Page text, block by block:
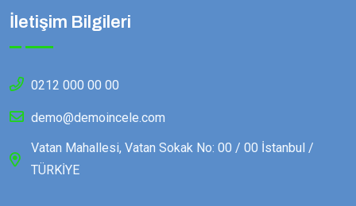
İletişim Bilgileri
0212 000 00 00
demo@demoincele.com
Vatan Mahallesi, Vatan Sokak No: 00 / 00 İstanbul /
TÜRKİYE